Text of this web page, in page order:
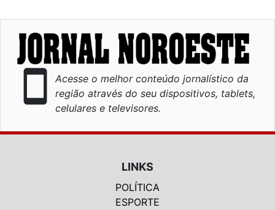
smartphone
Acesse o melhor conteúdo jornalístico da
região através do seu dispositivos, tablets,
celulares e televisores.
LINKS
POLÍTICA
ESPORTE